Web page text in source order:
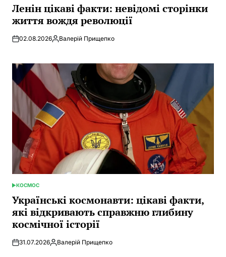
IN
Ленін цікаві факти: невідомі сторінки
життя вождя революції
02.08.2026Posted
Валерій Прищепко
POSTED
IN
КОСМОС
Українські космонавти: цікаві факти,
які відкривають справжню глибину
космічної історії
31.07.2026Posted
Валерій Прищепко